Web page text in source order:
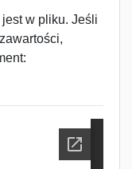
w pliku. Jeśli